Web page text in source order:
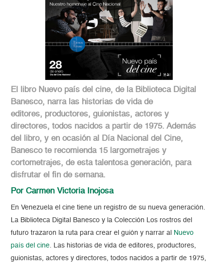
El libro Nuevo país del cine, de la Biblioteca Digital
Banesco, narra las historias de vida de
editores, productores, guionistas, actores y
directores, todos nacidos a partir de 1975. Además
del libro, y en ocasión al Día Nacional del Cine,
Banesco te recomienda 15 largometrajes y
cortometrajes, de esta talentosa generación, para
disfrutar el fin de semana.
Por Carmen Victoria Inojosa
En Venezuela el cine tiene un registro de su nueva generación.
La Biblioteca Digital Banesco y la Colección Los rostros del
futuro trazaron la ruta para crear el guión y narrar al
Nuevo
país del cine. Las historias de vida de editores, productores,
guionistas, actores y directores, todos nacidos a partir de 1975,